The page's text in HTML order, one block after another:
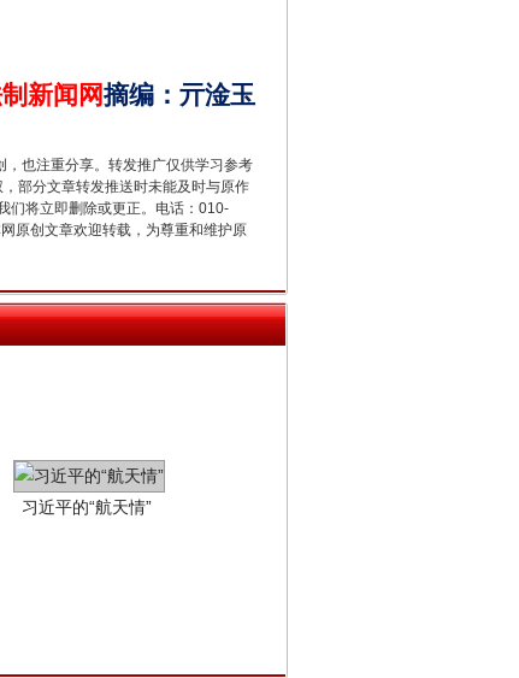
新闻网摘编 ： 亓淦玉
，也注重分享。转发推广仅供学习参考
部分文章转发推送时未能及时与原作
们将立即删除或更正。电话：010-
原创文章欢迎转载，为尊重和维护原